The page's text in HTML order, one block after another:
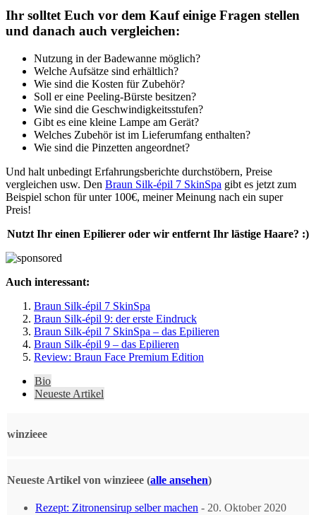
Ihr solltet Euch vor dem Kauf einige Fragen stellen
und danach auch vergleichen:
Nutzung in der Badewanne möglich?
Welche Aufsätze sind erhältlich?
Wie sind die Kosten für Zubehör?
Soll er eine Peeling-Bürste besitzen?
Wie sind die Geschwindigkeitsstufen?
Gibt es eine kleine Lampe am Gerät?
Welches Zubehör ist im Lieferumfang enthalten?
Wie sind die Pinzetten angeordnet?
Und halt unbedingt Erfahrungsberichte durchstöbern, Preise
vergleichen usw. Den Braun Silk-épil 7 SkinSpa gibt es jetzt zum
Beispiel schon für unter 100€, meiner Meinung nach ein super
Preis!
Nutzt Ihr einen Epilierer oder wir entfernt Ihr lästige Haare? :)
Auch interessant:
Braun Silk-épil 7 SkinSpa
Braun Silk-épil 9: der erste Eindruck
Braun Silk-épil 7 SkinSpa – das Epilieren
Braun Silk-épil 9 – das Epilieren
Review: Braun Face Premium Edition
following
change
Bio
Neueste Artikel
winzieee
Neueste Artikel von winzieee (alle ansehen)
Rezept: Zitronensirup selber machen - 20. Oktober 2020